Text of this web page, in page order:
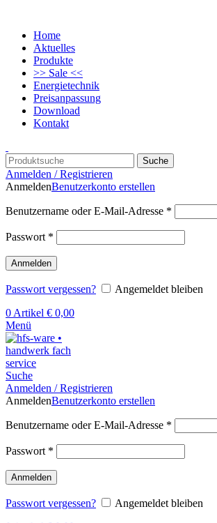
Home
Aktuelles
Produkte
>> Sale <<
Energietechnik
Preisanpassung
Download
Kontakt
Suche
Anmelden / Registrieren
AnmeldenBenutzerkonto erstellen
Benutzername oder E-Mail-Adresse *
Passwort *
Anmelden
Passwort vergessen?
Angemeldet bleiben
0 Artikel € 0,00
Menü
Suche
Anmelden / Registrieren
AnmeldenBenutzerkonto erstellen
Benutzername oder E-Mail-Adresse *
Passwort *
Anmelden
Passwort vergessen?
Angemeldet bleiben